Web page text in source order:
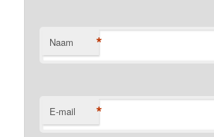
Naam *
E-mail *